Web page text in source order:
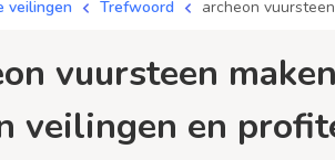
veilingen Trefwoord archeon
veilingen en